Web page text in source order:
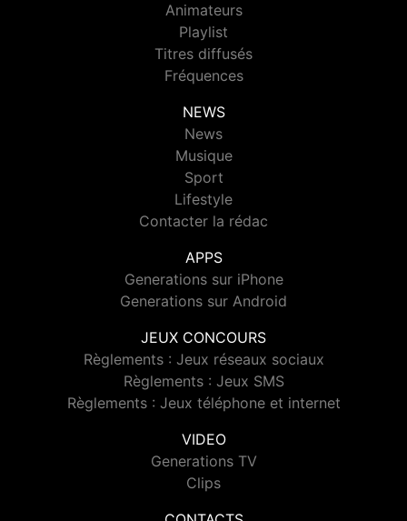
Animateurs
Playlist
Titres diffusés
Fréquences
NEWS
News
Musique
Sport
Lifestyle
Contacter la rédac
APPS
Generations sur iPhone
Generations sur Android
JEUX CONCOURS
Règlements : Jeux réseaux sociaux
Règlements : Jeux SMS
Règlements : Jeux téléphone et internet
VIDEO
Generations TV
Clips